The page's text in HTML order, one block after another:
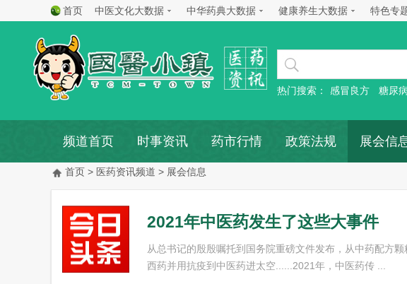
首页 中医文化大数据 中华药典大数据 健康养生大数据 特色专
热门搜索： 感冒良方 糖尿
频道首页 时事资讯 药市行情 政策法规 展会信
首页 > 医药资讯频道 > 展会信息
2021年中医药发生了这些大事件
从总书记的殷殷嘱托到国务院重磅文件发布，从中药配方
西药并用抗疫到中医药进太空......2021年，中医药传 ...